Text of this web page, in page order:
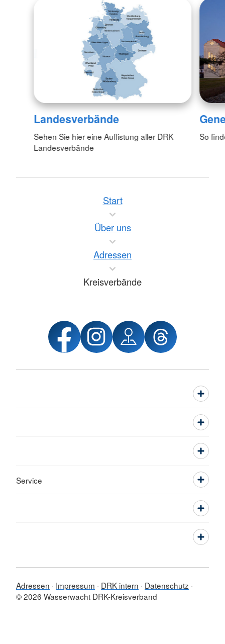
Landesverbände
Sehen Sie hier eine Auflistung aller DRK
Landesverbände
So
Start
Über uns
Adressen
Kreisverbände
Service
Adressen Impressum DRK intern
Datenschutz
© 2026 Wasserwacht DRK-Kreisverband